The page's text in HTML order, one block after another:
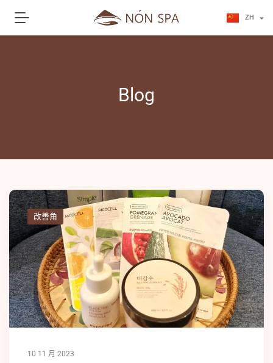
ZH
KO
Blog
改善角
10 11 月 2023